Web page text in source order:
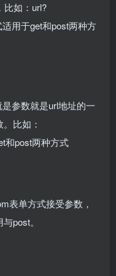
比如：url?
用于get和post两种方
参数就是url地址的一
比如：
和post两种方式
表单方式接受参数，
post。